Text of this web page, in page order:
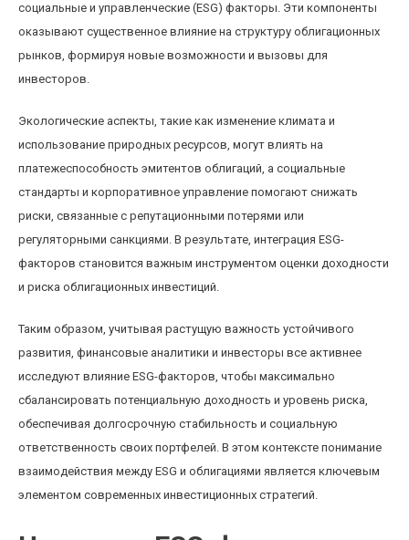
социальные и управленческие (ESG) факторы. Эти компоненты
оказывают существенное влияние на структуру облигационных
рынков, формируя новые возможности и вызовы для
инвесторов.
Экологические аспекты, такие как изменение климата и
использование природных ресурсов, могут влиять на
платежеспособность эмитентов облигаций, а социальные
стандарты и корпоративное управление помогают снижать
риски, связанные с репутационными потерями или
регуляторными санкциями. В результате, интеграция ESG-
факторов становится важным инструментом оценки доходности
и риска облигационных инвестиций.
Таким образом, учитывая растущую важность устойчивого
развития, финансовые аналитики и инвесторы все активнее
исследуют влияние ESG-факторов, чтобы максимально
сбалансировать потенциальную доходность и уровень риска,
обеспечивая долгосрочную стабильность и социальную
ответственность своих портфелей. В этом контексте понимание
взаимодействия между ESG и облигациями является ключевым
элементом современных инвестиционных стратегий.